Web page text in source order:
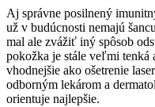
Aj správne posilnený
už v budúcnosti nemajú
mal ale zvážiť iný spôsob
pokožka je stále veľmi tenká
vhodnejšie ako ošetrenie
odborným lekárom a
orientuje najlepšie.